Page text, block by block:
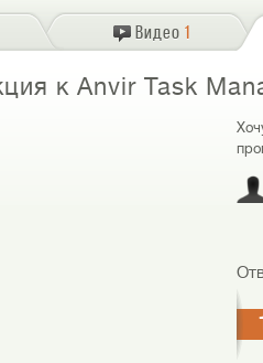
Видео 1
к Anvir Task